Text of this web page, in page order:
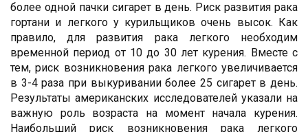
более одной пачки сигарет в день. Риск развития рака
гортани и легкого у курильщиков очень высок. Как
правило, для развития рака легкого необходим
временной период от 10 до 30 лет курения. Вместе с
тем, риск возникновения рака легкого увеличивается
в 3-4 раза при выкуривании более 25 сигарет в день.
Результаты американских исследователей указали на
важную роль возраста на момент начала курения.
Наибольший риск возникновения рака легкого